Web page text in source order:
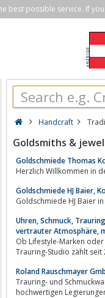
best possible service. If
Handcraft
Goldsmiths &
Goldschmiede Thomas
Herzlich Willkommen in
Goldschmiede HJ Baier,
Goldschmiede HJ Baier
Uhren, Schmuck,
vertrauter Atmosphäre,
Ob Lifestyle-Marken
Trauring-Studio zählt
Roland Rauschmayer
Trauring- und
hochwertigen